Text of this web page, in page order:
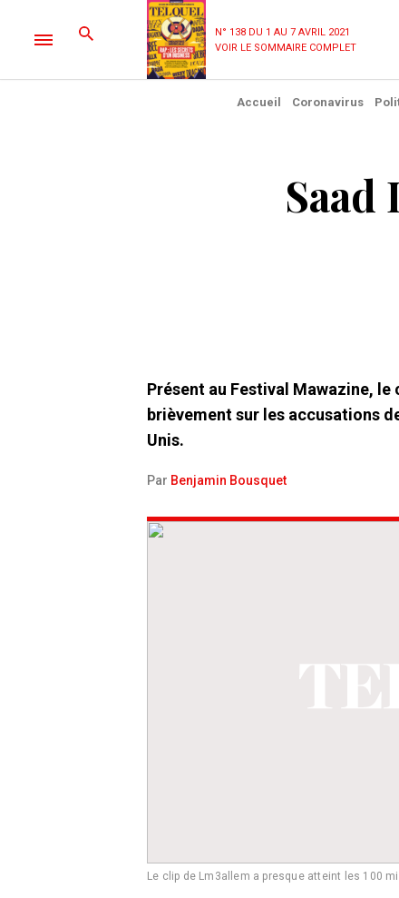
N° 138 DU 1 AU 7 AVRIL 2021
VOIR LE SOMMAIRE COMPLET
Accueil Coronavirus
Présent au Festival Mawazine,
brièvement sur les accusations
Unis.
Par Benjamin Bousquet
Le clip de Lm3allem a presque atteint les 100